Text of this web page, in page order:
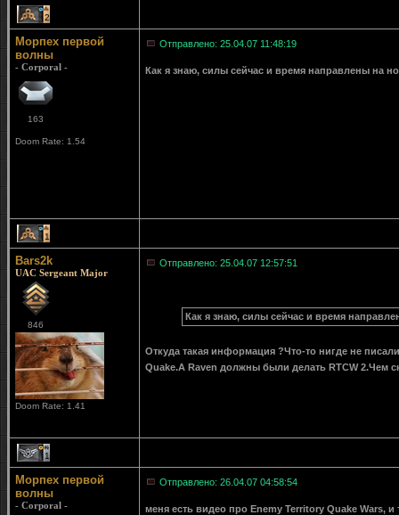
2
Морпех первой
волны
- Corporal -
163
Doom Rate: 1.54
Отправлено: 25.04.07 11:48:19
Как я знаю, силы сейчас и время направлены на
1
Bars2k
UAC Sergeant Major
846
Doom Rate: 1.41
Отправлено: 25.04.07 12:57:51
Как я знаю, силы сейчас и время
Откуда такая информация ?Что-то нигде не
Quake.А Raven должны были делать RTCW 2.Чем
1
Морпех первой
волны
- Corporal -
Отправлено: 26.04.07 04:58:54
меня есть видео про Enemy Territory Quake Wars, и